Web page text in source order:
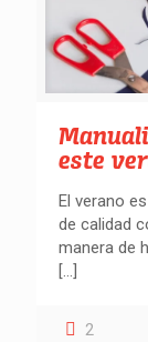
este
El verano
de calidad
manera de
[…]
2